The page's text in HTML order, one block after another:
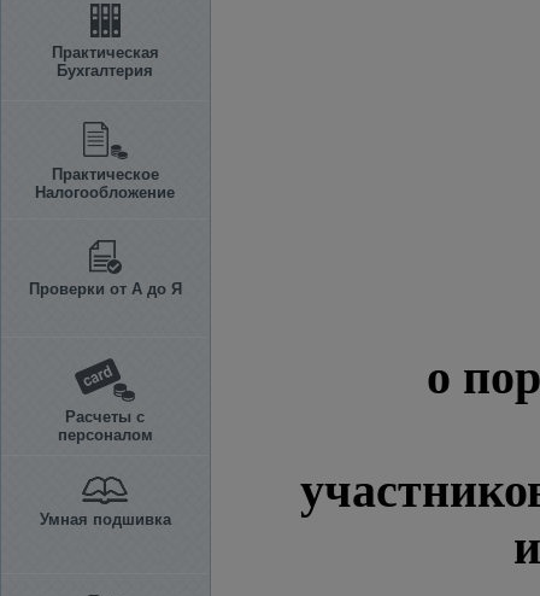
Практическая
Бухгалтерия
Практическое
Налогообложение
Проверки от А до Я
Расчеты с
персоналом
Умная подшивка
о